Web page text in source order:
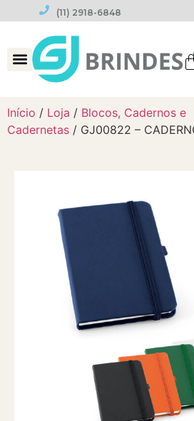
(11) 2918-6848
Início / Loja / Blocos, Cadernos e
Cadernetas / GJ00822 –